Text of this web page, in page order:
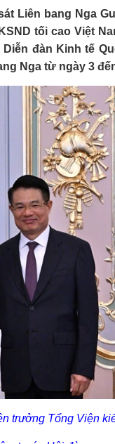
Liên bang Nga
tối cao Việt
đàn Kinh tế
Nga từ ngày 3
trưởng Tổng Viện